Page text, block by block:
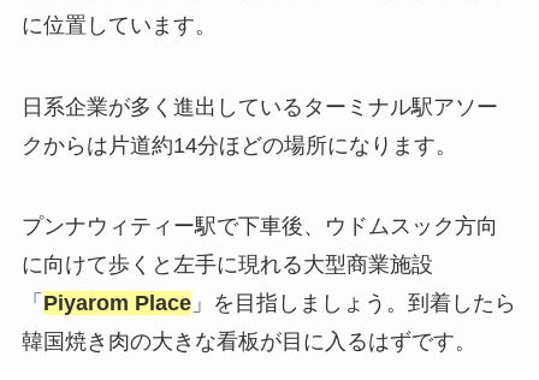
に位置しています。
日系企業が多く進出しているターミナル駅アソー
クからは片道約14分ほどの場所になります。
プンナウィティー駅で下車後、ウドムスック方向
に向けて歩くと左手に現れる大型商業施設
「 Piyarom Place」を目指しましょう。到着したら
韓国焼き肉の大きな看板が目に入るはずです。